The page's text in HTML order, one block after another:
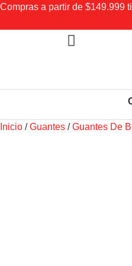
Compras a partir de $149.999
Inicio /Guantes /Guantes De